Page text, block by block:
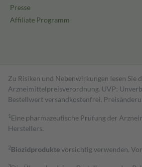
Presse
Affiliate Programm
Zu Risiken und Nebenwirkungen lesen
Arzneimittelpreisverordnung. UVP:
Bestell­wert versand­kosten­frei.
1 Eine pharmazeutische Prüfung der
Herstellers.
2Biozidproduktevorsichtig verwenden.